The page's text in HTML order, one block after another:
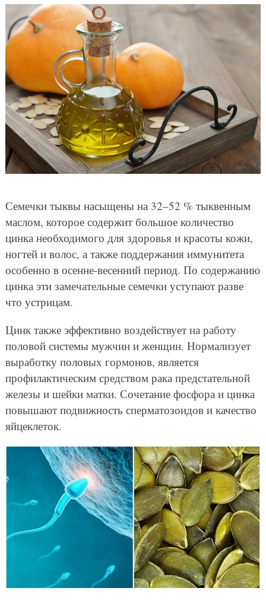
Семечки тыквы насыщены на 32–52 % тыквенным
маслом, которое содержит большое количество
цинка необходимого для здоровья и красоты кожи,
ногтей и волос, а также поддержания иммунитета
особенно в осенне-весенний период. По содержанию
цинка эти замечательные семечки уступают разве
что устрицам.
Цинк также эффективно воздействует на работу
половой системы мужчин и женщин. Нормализует
выработку половых гормонов, является
профилактическим средством рака предстательной
железы и шейки матки. Сочетание фосфора и цинка
повышают подвижность сперматозоидов и качество
яйцеклеток.